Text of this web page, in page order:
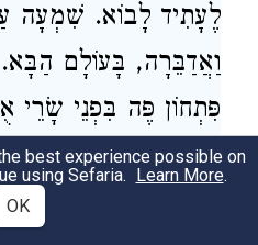
לֶעָתִיד לָבוֹא. שִׁמְעָה
וַאֲדַבֵּרָה, בָּעוֹלָם
פִּתְחוֹן פֶּה בִּפְנֵי שָׂרֵי
שֶׁעֲתִידִין לְקַטְרְגָם
הָעוֹלָמִים, אֵלּוּ
best experience possible on
using Sefaria. Learn More.
OK